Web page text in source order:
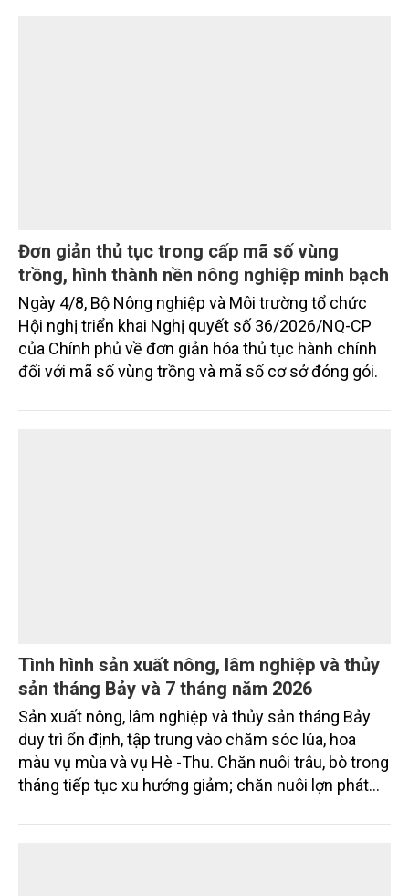
Đơn giản thủ tục trong cấp mã số vùng
trồng, hình thành nền nông nghiệp minh bạch
Ngày 4/8, Bộ Nông nghiệp và Môi trường tổ chức
Hội nghị triển khai Nghị quyết số 36/2026/NQ-CP
của Chính phủ về đơn giản hóa thủ tục hành chính
đối với mã số vùng trồng và mã số cơ sở đóng gói.
Tình hình sản xuất nông, lâm nghiệp và thủy
sản tháng Bảy và 7 tháng năm 2026
Sản xuất nông, lâm nghiệp và thủy sản tháng Bảy
duy trì ổn định, tập trung vào chăm sóc lúa, hoa
màu vụ mùa và vụ Hè -Thu. Chăn nuôi trâu, bò trong
tháng tiếp tục xu hướng giảm; chăn nuôi lợn phát
trưởng khá. Diện tích rừng trồng mới và sản lượng